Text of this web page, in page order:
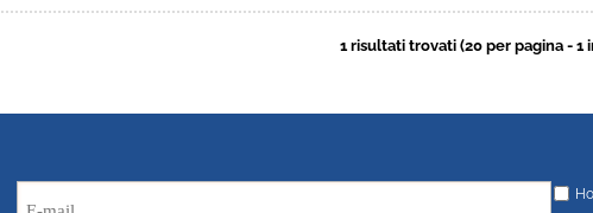
1 risultati trovati (20 per pagina - 1